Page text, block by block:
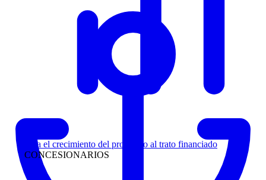
Siga el crecimiento del prospecto al trato financiado
CONCESIONARIOS